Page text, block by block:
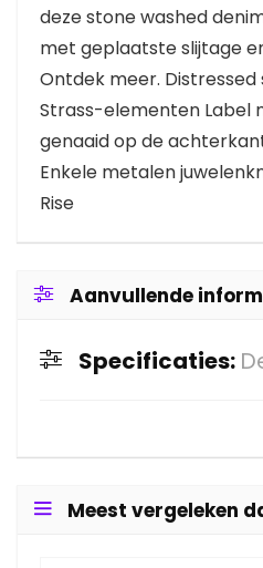
deze stone washed
met geplaatste slijtage
Ontdek meer.
Strass-elementen Label
genaaid op de
Enkele metalen
Rise
Aanvullende
Specificaties:
Meest vergeleken